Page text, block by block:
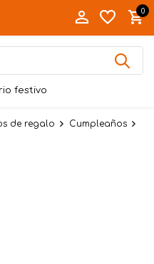
0
festivo
de regalo
Cumpleaños